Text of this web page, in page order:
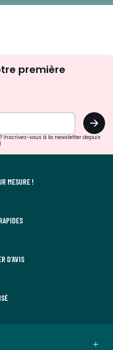
d'inspirations
surprises?
première
OK
Inscrivez-vous à la newsletter depuis
MESURE !
D'AVIS